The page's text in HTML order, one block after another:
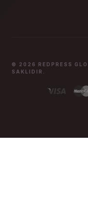
© 2026 REDPRESS
SAKLIDIR.